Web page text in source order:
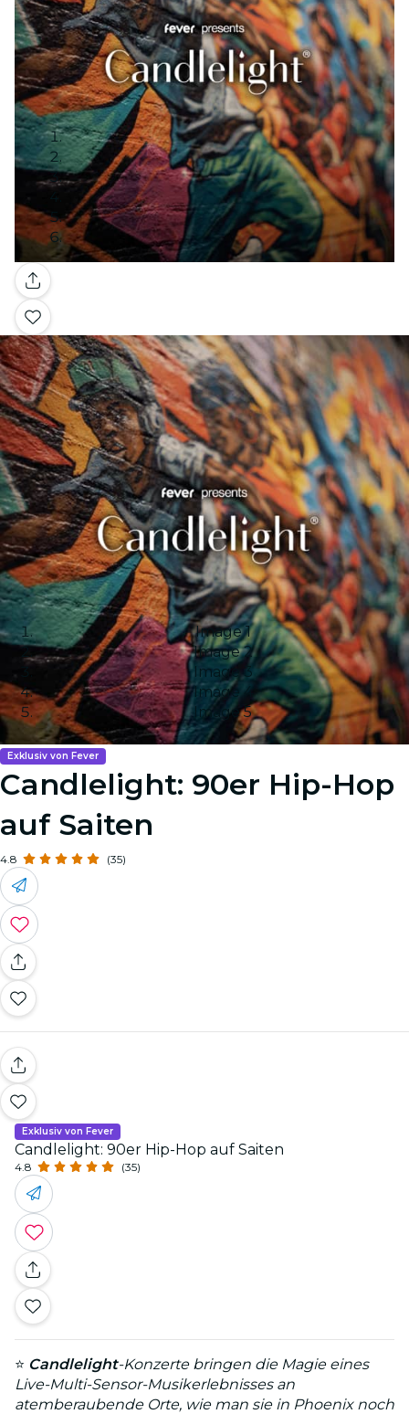
Galerie
Image 1
Image 2
Image 3
Image 4
Image 5
Exklusiv von Fever
Candlelight: 90er Hip-Hop
auf Saiten
4.8 (35)
Exklusiv von Fever
Candlelight: 90er Hip-Hop auf Saiten
4.8 (35)
⭐ Candlelight-Konzerte bringen die Magie eines
Live-Multi-Sensor-Musikerlebnisses an
atemberaubende Orte, wie man sie in Phoenix noch